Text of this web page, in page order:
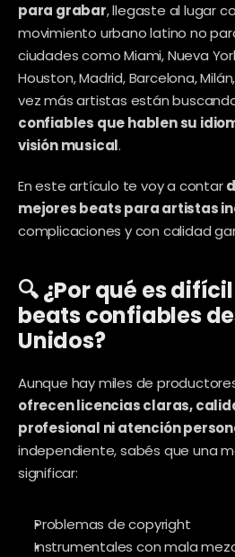
para grabar, llegaste al lugar
movimiento urbano latino no
ciudades como Miami, Nueva
Houston, Madrid, Barcelona,
vez más artistas están
confiables que hablen su
visión musical.
En este artículo te voy a contar
mejores beats para artistas
complicaciones y con calidad
🔍 ¿Por qué es
beats confiables
Unidos?
Aunque hay miles de
ofrecen licencias claras,
profesional ni atención
independiente, sabés que una
significar:
Problemas de copyright
Instrumentales con mala